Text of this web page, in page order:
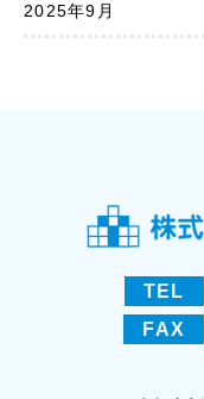
2025年9月
TEL
FAX